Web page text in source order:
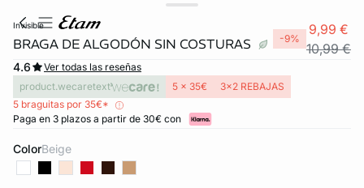
invisible
BRAGA DE ALGODÓN SIN COSTURAS -9%
9,99 €
10,99 €
4.6
Ver todas las reseñas
product.wecaretext
5 x 35€
3x2 REBAJAS
5 braguitas por 35€*
Paga en 3 plazos a partir de 30€ con
Color beige